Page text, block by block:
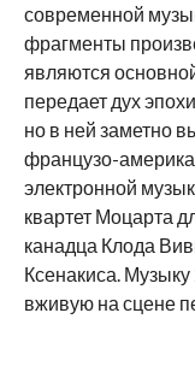
современной
фрагменты
являются
передает дух
но в ней заметно
французо-
электронной
квартет Моцарта
канадца Клода
Ксенакиса.
вживую на сцене